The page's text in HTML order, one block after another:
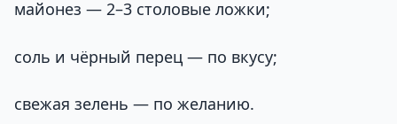
майонез — 2–3 столовые ложки;
соль и чёрный перец — по вкусу;
свежая зелень — по желанию.